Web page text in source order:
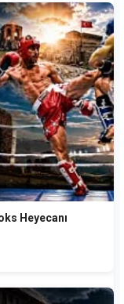
Heyecanı